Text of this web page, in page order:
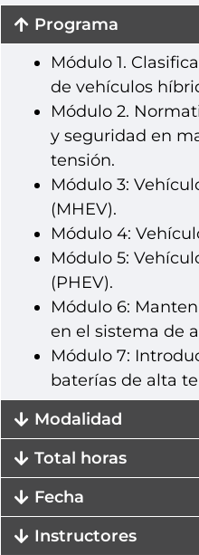
Programa
Módulo 1.
de vehículos
Módulo 2.
y seguridad en
tensión.
Módulo 3:
(MHEV).
Módulo 4:
Módulo 5:
(PHEV).
Módulo 6:
en el sistema de
Módulo 7:
baterías de alta
Modalidad
Total horas
Fecha
Instructores